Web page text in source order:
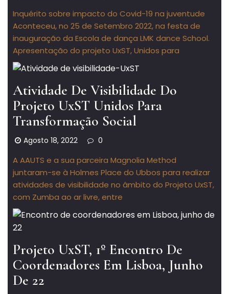
Inquérito sobre impacto do Covid-19 na juventude
Aconteceu, no 25 de Setembro 2022, na festa de
inauguração da Escola de dança LMK dance School.
Apresentação do projeto UxST, Unidos para
Atividade De Visibilidade Do
Projeto UxST Unidos Para
Transformação Social
Agosto 18, 2022 0
A AAUTS e a sua parceira Magnolia Method
juntaram-se à Holmes Place do Ubbos para realizar
atividades de visibilidade no âmbito do Projeto UxST,
com Zumba ao ar livre, entre
Projeto UxST, 1º Encontro De
Coordenadores Em Lisboa, Junho
De 22